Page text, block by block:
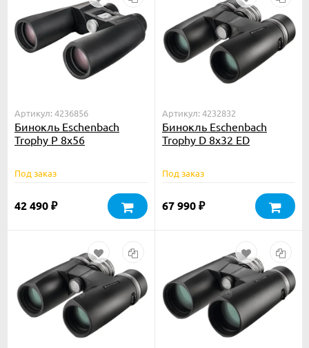
Артикул: 4236856
Бинокль Eschenbach
Trophy P 8x56
Под заказ
42 490 ₽
Артикул: 4232832
Бинокль Eschenbach
Trophy D 8x32 ED
Под заказ
67 990 ₽